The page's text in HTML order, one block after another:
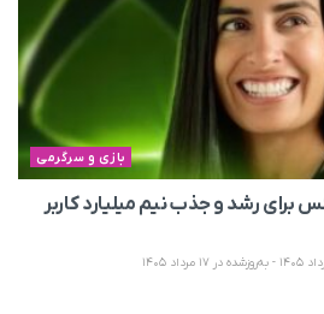
بازی و سرگرمی
رشد و جذب نیم میلیارد کاربر